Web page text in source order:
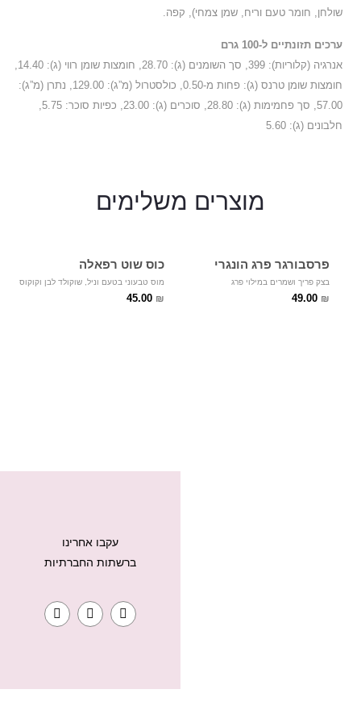
שולחן, חומר טעם וריח, שמן צמחי), קפה.
ערכים תזונתיים ל-100 גרם
חומצות שומן טרנס (ג): פחות מ-0.50, כולסטרול (מ”ג): 129.00, נתרן (מ”ג):
חלבונים (ג): 5.60
מוצרים משלימים
פרסבורגר פרג הונגרי
49.00 ₪
בצק פריך ושמרים במילוי פרג
כוס שוט רפאלה
45.00 ₪
מוס טבעוני בטעם וניל, שוקולד לבן וקוקוס
עקבו אחרינו
ברשתות החברתיות